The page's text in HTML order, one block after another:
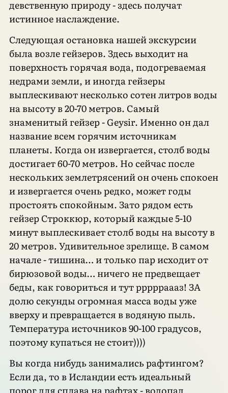
девственную природу - здесь получат
истинное наслаждение.
Следующая остановка нашей экскурсии
была возле гейзеров. Здесь выходит на
поверхность горячая вода, подогреваемая
недрами земли, и иногда гейзеры
выплескивают несколько сотен литров воды
на высоту в 20-70 метров. Самый
знаменитый гейзер - Geysir. Именно он дал
название всем горячим источникам
планеты. Когда он извергается, столб воды
достигает 60-70 метров. Но сейчас после
нескольких землетрясений он очень спокоен
и извергается очень редко, может годы
простоять спокойным. Зато рядом есть
гейзер Строккюр, который каждые 5-10
минут выплескивает столб воды на высоту в
20 метров. Удивительное зрелище. В самом
начале - тишина… и только пар исходит от
бирюзовой воды… ничего не предвещает
беды, как говориться и тут ррррраааз! ЗА
долю секунды огромная масса воды уже
вверху и превращается в водяную пыль.
Температура источников 90-100 градусов,
поэтому купаться не стоит))))
Вы когда нибудь занимались рафтингом?
Если да, то в Исландии есть идеальный
порог для сплава на рафтах - водопад